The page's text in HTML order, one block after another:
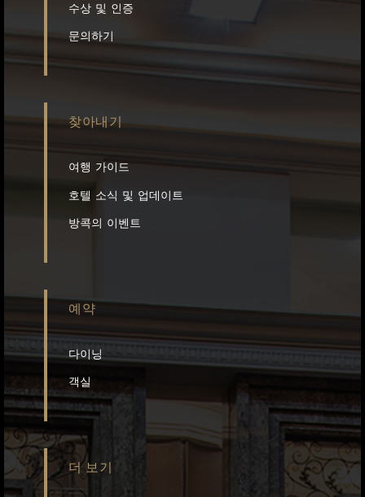
수상 및 인증
문의하기
찾아내기
여행 가이드
호텔 소식 및 업데이트
방콕의 이벤트
예약
다이닝
객실
더 보기